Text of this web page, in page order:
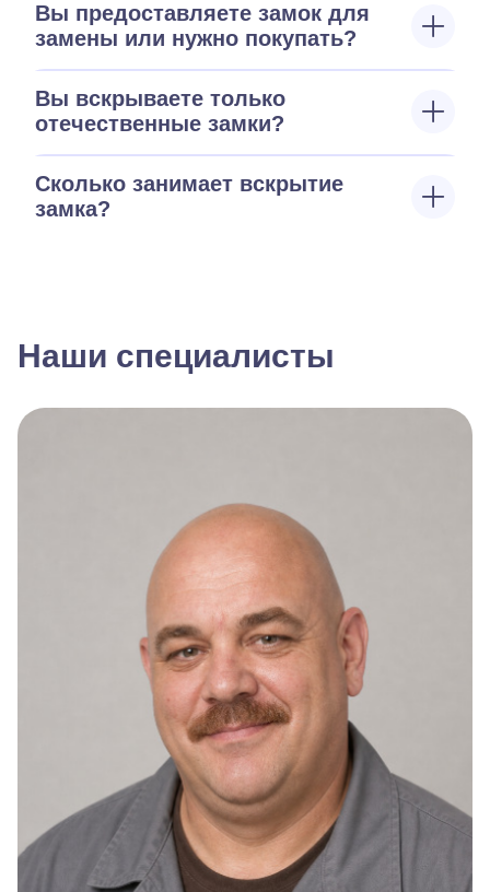
Вы предоставляете замок для
замены или нужно покупать?
Вы вскрываете только
отечественные замки?
Сколько занимает вскрытие
замка?
Наши специалисты